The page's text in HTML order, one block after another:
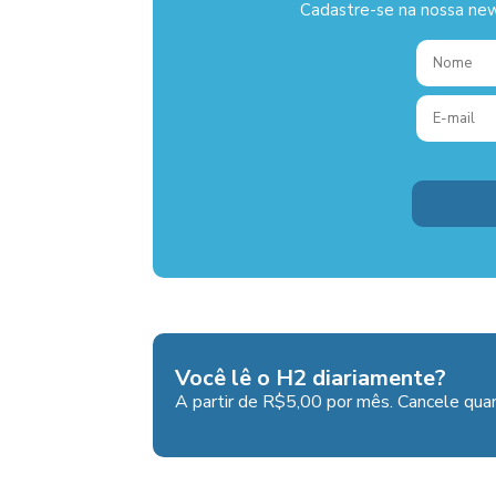
Cadastre-se na nossa
Você lê o H2 diariamente?
A partir de R$5,00 por mês. Cancele